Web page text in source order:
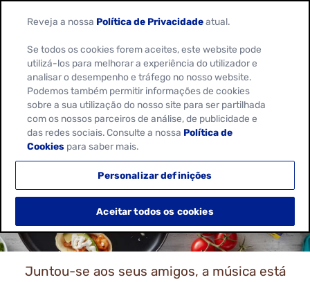
EXPLORE OS NOSSOS
PRODUTOS
Juntou-se aos seus amigos, a música está
Reveja a nossa Política de Privacidadeatual.
Se todos os cookies forem aceites, este website pode
utilizá-los para melhorar a experiência do utilizador e
analisar o desempenho e tráfego no nosso website.
Podemos também permitir informações de cookies
sobre a sua utilização do nosso site para ser partilhada
com os nossos parceiros de análise, de publicidade e
das redes sociais. Consulte a nossa Política de
Cookies para saber mais.
Personalizar definições
Aceitar todos os cookies